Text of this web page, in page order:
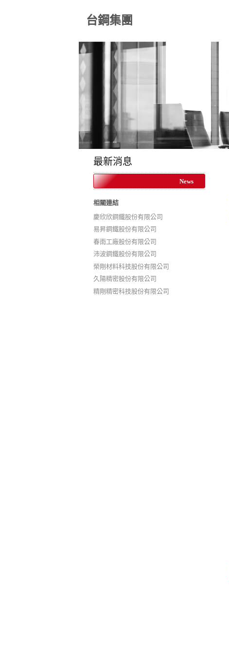
台鋼集團
最新消息
News
相關連結
慶欣欣鋼鐵股份有限公司
易昇鋼鐵股份有限公司
春雨工廠股份有限公司
沛波鋼鐵股份有限公司
榮剛材料科技股份有限公司
久陽精密股份有限公司
精剛精密科技股份有限公司